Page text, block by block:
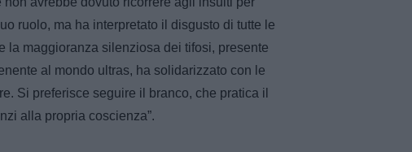
ruolo, ma ha interpretato il disgusto di tutte le
la maggioranza silenziosa dei tifosi, presente
al mondo ultras, ha solidarizzato con le
Si preferisce seguire il branco, che pratica il
alla propria coscienza”.